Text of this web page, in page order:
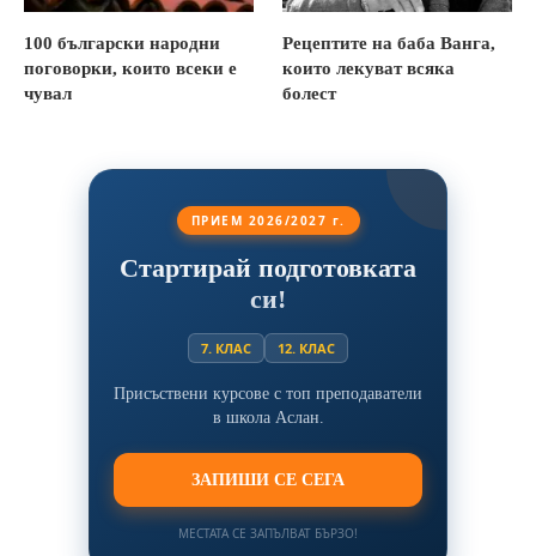
100 български народни
поговорки, които всеки е
чувал
Рецептите на баба Ванга,
които лекуват всяка
болест
ПРИЕМ 2026/2027 г.
Стартирай подготовката
си!
7. КЛАС 12. КЛАС
Присъствени курсове с топ преподаватели
в школа Аслан.
ЗАПИШИ СЕ СЕГА
МЕСТАТА СЕ ЗАПЪЛВАТ БЪРЗО!